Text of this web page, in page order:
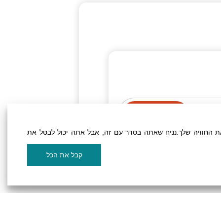
تعريف الارتباط
החוויה שלך.נניח שאתה בסדר עם זה, אבל אתה יכול לבטל את
קבל את הכל